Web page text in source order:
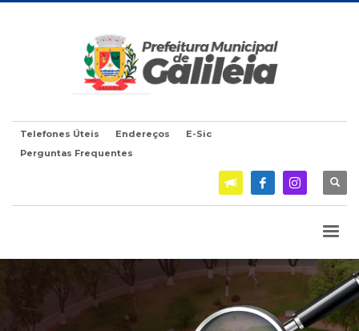
Telefones Úteis Endereços
E-Sic
Perguntas Frequentes